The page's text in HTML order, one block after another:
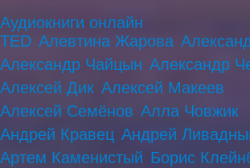
Аудиокниги онлайн
TED Алевтина Жарова
Александр Чайцын Александр
Алексей Дик Алексей Макеев
Алексей Семёнов Алла Човжик
Андрей Кравец Андрей
Артем Каменистый Борис